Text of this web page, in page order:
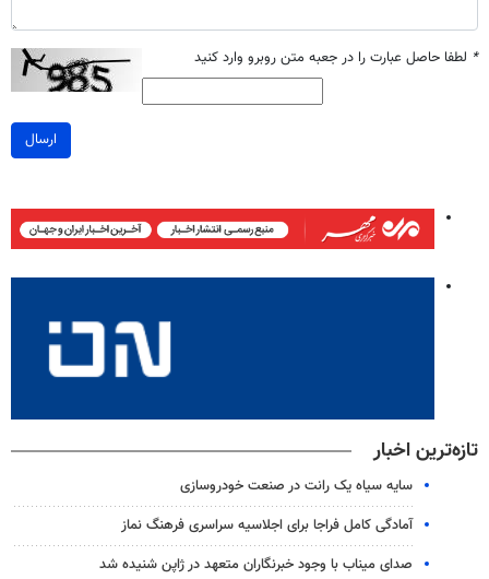
* لطفا حاصل عبارت را در جعبه متن روبرو وارد کنید
ارسال
تازه‌ترین اخبار
سایه سیاه یک رانت در صنعت خودروسازی
آمادگی کامل فراجا برای اجلاسیه سراسری فرهنگ نماز
صدای میناب با وجود خبرنگاران متعهد در ژاپن شنیده شد